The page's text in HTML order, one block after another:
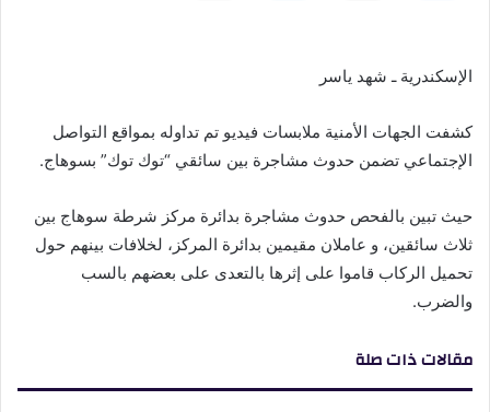
الإسكندرية ـ شهد ياسر
كشفت الجهات الأمنية ملابسات فيديو تم تداوله بمواقع التواصل
الإجتماعي تضمن حدوث مشاجرة بين سائقي “توك توك” بسوهاج.
حيث تبين بالفحص حدوث مشاجرة بدائرة مركز شرطة سوهاج بين
ثلاث سائقين، و عاملان مقيمين بدائرة المركز، لخلافات بينهم حول
تحميل الركاب قاموا على إثرها بالتعدى على بعضهم بالسب
والضرب.
مقالات ذات صلة